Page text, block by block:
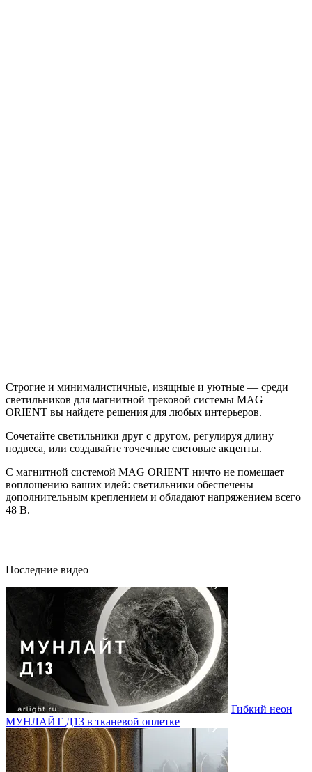
Строгие и минималистичные, изящные и уютные — среди
светильников для магнитной трековой системы MAG
ORIENT вы найдете решения для любых интерьеров.
Сочетайте светильники друг с другом, регулируя длину
подвеса, или создавайте точечные световые акценты.
С магнитной системой MAG ORIENT ничто не помешает
воплощению ваших идей: светильники обеспечены
дополнительным креплением и обладают напряжением всего
48 В.
Последние видео
Гибкий неон
МУНЛАЙТ Д13 в тканевой оплетке